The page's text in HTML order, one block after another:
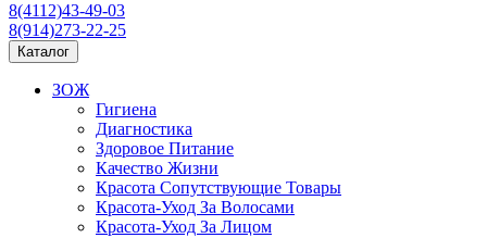
8(4112)43-49-03
8(914)273-22-25
Каталог
ЗОЖ
Гигиена
Диагностика
Здоровое Питание
Качество Жизни
Красота Сопутствующие Товары
Красота-Уход За Волосами
Красота-Уход За Лицом